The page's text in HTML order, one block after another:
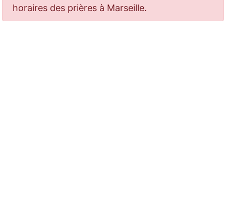
horaires des prières à Marseille.